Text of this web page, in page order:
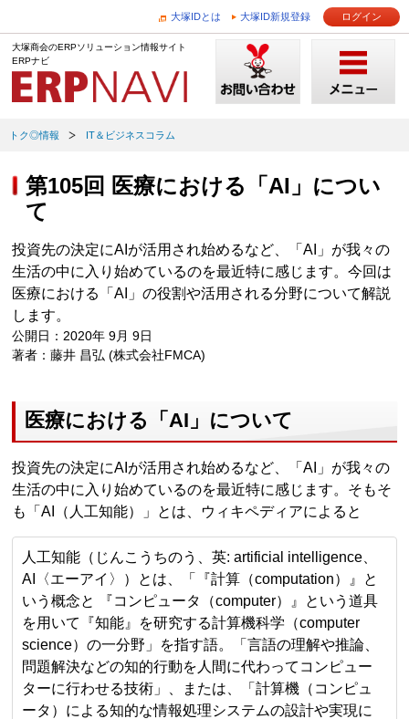
大塚IDとは 大塚ID新規登録 ログイン
大塚商会のERPソリューション情報サイト
ERPナビ
トク◎情報 IT＆ビジネスコラム
第105回 医療における「AI」につい
て
投資先の決定にAIが活用され始めるなど、「AI」が我々の
生活の中に入り始めているのを最近特に感じます。今回は
医療における「AI」の役割や活用される分野について解説
します。
公開日：2020年 9月 9日
著者：藤井 昌弘 (株式会社FMCA)
医療における「AI」について
投資先の決定にAIが活用され始めるなど、「AI」が我々の
生活の中に入り始めているのを最近特に感じます。そもそ
も「AI（人工知能）」とは、ウィキペディアによると
人工知能（じんこうちのう、英: artificial intelligence、
AI〈エーアイ〉）とは、「『計算（computation）』と
いう概念と 『コンピュータ（computer）』という道具
を用いて『知能』を研究する計算機科学（computer
science）の一分野」を指す語。「言語の理解や推論、
問題解決などの知的行動を人間に代わってコンピュー
ターに行わせる技術」、または、「計算機（コンピュ
ータ）による知的な情報処理システムの設計や実現に